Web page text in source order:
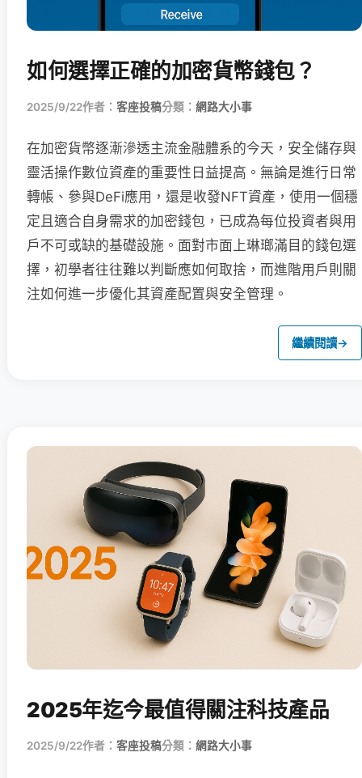
如何選擇正確的加密貨幣錢包？
2025/9/22作者： 客座投稿分類： 網路大小事
在加密貨幣逐漸滲透主流金融體系的今天，安全儲存與
靈活操作數位資產的重要性日益提高。無論是進行日常
轉帳、參與DeFi應用，還是收發NFT資產，使用一個穩
定且適合自身需求的加密錢包，已成為每位投資者與用
戶不可或缺的基礎設施。面對市面上琳瑯滿目的錢包選
擇，初學者往往難以判斷應如何取捨，而進階用戶則關
注如何進一步優化其資產配置與安全管理。
繼續閱讀→
2025年迄今最值得關注科技產品
2025/9/22作者： 客座投稿分類： 網路大小事